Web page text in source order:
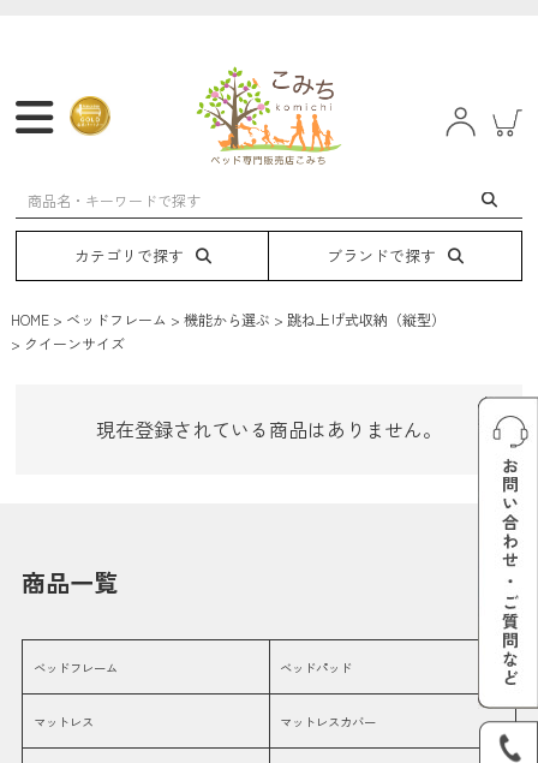
マットレス フレーム ベッド 電動ベッド
カテゴリで探す ブランドで探す
HOME ベッドフレーム 機能から選ぶ
跳ね上げ式収納（縦型）
クイーンサイズ
現在登録されている商品はありません。
商品一覧
ベッドフレーム
マットレス
ベッドパッド
マットレスカバー